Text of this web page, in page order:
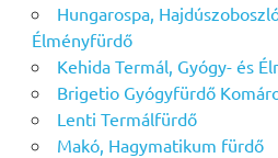
Hungarospa,
Élményfürdő
Kehida Termál, Gyógy- és
Brigetio Gyógyfürdő
Lenti Termálfürdő
Makó, Hagymatikum fürdő